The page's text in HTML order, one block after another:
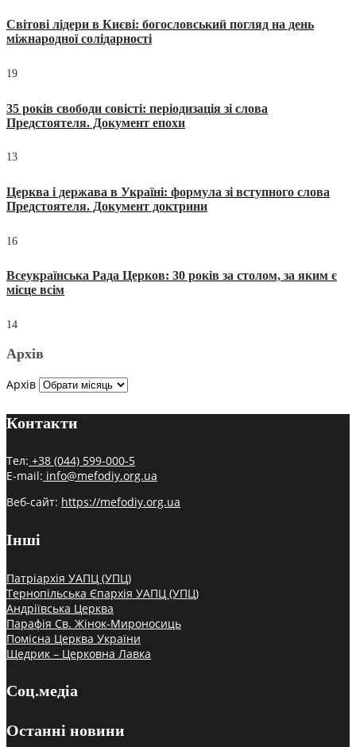
Світові лідери в Києві: богословський погляд на день
міжнародної солідарності
19
35 років свободи совісті: періодизація зі слова
Предстоятеля. Документ епохи
13
Церква і держава в Україні: формула зі вступного слова
Предстоятеля. Документ доктрини
16
Всеукраїнська Рада Церков: 30 років за столом, за яким є
місце всім
14
Архів
Архів
Контакти
Тел: +38 (044) 599-000-5
E-mail: info@mefodiy.org.ua
Веб-сайт: https://mefodiy.org.ua
Інші
Патріархія УАПЦ (УПЦ)
Тернопільська Єпархія УАПЦ (УПЦ)
Андріївська Церква
Парафія Св. Жінок-Мироносиць
Помісна Церква України
Щедрик – Церковна Лавка
Соц.медіа
Останні новини